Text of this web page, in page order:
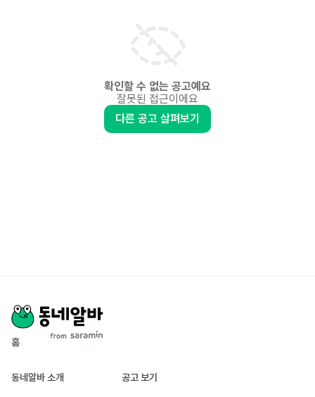
확인할 수 없는 공고예요
잘못된 접근이에요
다른 공고 살펴보기
홈
동네알바 소개 공고 보기